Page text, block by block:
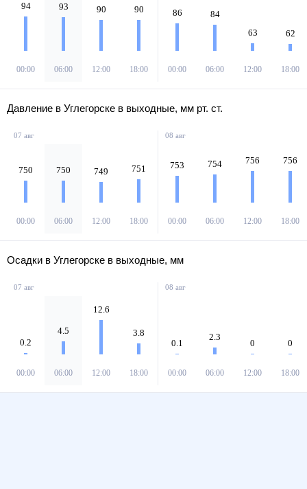
94
00:00
93
06:00
90
12:00
90
18:00
86
00:00
84
06:00
63
12:00
62
18:00
Давление в Углегорске в выходные, мм рт. ст.
07 авг
750
00:00
750
06:00
749
12:00
751
18:00
08 авг
753
00:00
754
06:00
756
12:00
756
18:00
Осадки в Углегорске в выходные, мм
07 авг
0.2
00:00
4.5
06:00
12.6
12:00
3.8
18:00
08 авг
0.1
00:00
2.3
06:00
0
12:00
0
18:00